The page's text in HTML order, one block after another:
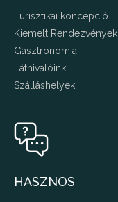
Turisztikai koncepció
Kiemelt Rendezvények
Gasztronómia
Látnivalóink
Szálláshelyek
HASZNOS